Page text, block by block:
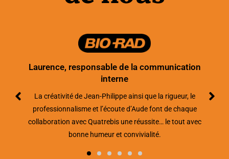
Laurence, responsable de la communication
interne
La créativité de Jean-Philippe ainsi que la rigueur, le
professionnalisme et l’écoute d’Aude font de chaque
collaboration avec Quatrebis une réussite… le tout avec
bonne humeur et convivialité.